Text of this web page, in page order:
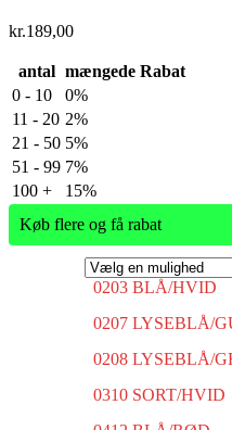
kr.189,00
antal mængede Rabat
0 - 10
0%
11 - 20 2%
21 - 50 5%
51 - 99 7%
100 +
15%
Køb flere og få rabat
0203 BLÅ/HVID
0207 LYSEBLÅ/
0208 LYSEBLÅ/
0310 SORT/HVID